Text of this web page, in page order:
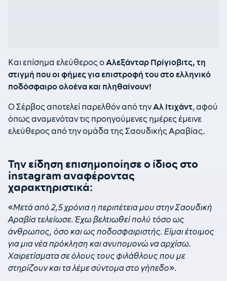
Και επίσημα ελεύθερος οΑλεξάνταρ Πρίγιοβιτς, τη
στιγμή που οι φήμες για επιστροφή του στο ελληνικό
ποδόσφαιρο ολοένα και πληθαίνουν!
Ο Σέρβος αποτελεί παρελθόν από τηνΑλ Ιτιχάντ, αφού
όπως αναμενόταν τις προηγούμενες ημέρες έμεινε
ελεύθερος από την ομάδα της Σαουδικής Αραβίας.
Την είδηση επισημοποίησε ο ίδιος στο
instagram αναφέροντας
χαρακτηριστικά:
«Μετά από 2,5 χρόνια η περιπέτεια μου στην Σαουδική
Αραβία τελείωσε. Έχω βελτιωθεί πολύ τόσο ως
άνθρωπος, όσο και ως ποδοσφαιριστής. Είμαι έτοιμος
για μια νέα πρόκληση και ανυπομονώ να αρχίσω.
Χαιρετίσματα σε όλους τους φιλάθλους που με
στηρίζουν και τα λέμε σύντομα στο γήπεδο».